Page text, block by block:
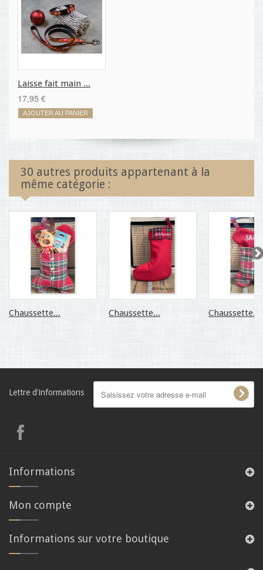
Laisse fait main ...
17,95 €
AJOUTER AU PANIER
30 autres produits appartenant à la
même catégorie :
Chaussette... Chaussette... Chaussette...
Lettre d'informations
Informations
Mon compte
Informations sur votre boutique